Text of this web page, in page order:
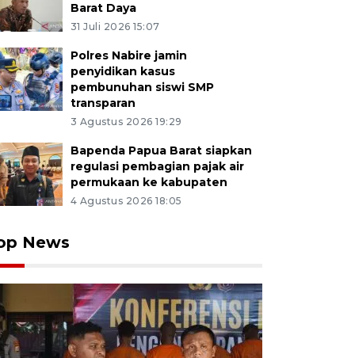
Barat Daya
31 Juli 2026 15:07
Polres Nabire jamin
penyidikan kasus
pembunuhan siswi SMP
transparan
3 Agustus 2026 19:29
Bapenda Papua Barat siapkan
regulasi pembagian pajak air
permukaan ke kabupaten
4 Agustus 2026 18:05
News